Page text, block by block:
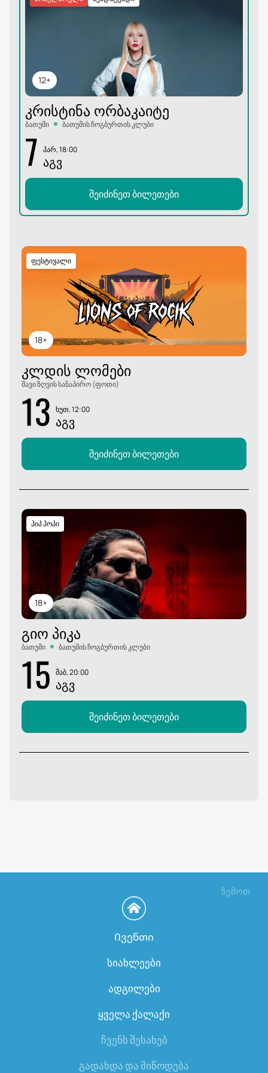
12+
ᲙᲠᲘᲡᲢᲘᲜᲐ ᲝᲠᲑᲐᲙᲐᲘᲢᲔ
ბათუმი ბათუმის ჩოგბურთის კლუბი
7 პარ, 18:00
ᲐᲒᲕ
შეიძინეთ ბილეთები
18+
ფესტივალი
ᲙᲚᲓᲘᲡ ᲚᲝᲛᲔᲑᲘ
შავი ზღვის სანაპირო (ფოთი)
13 ხუთ, 12:00
ᲐᲒᲕ
შეიძინეთ ბილეთები
18+
ჰიპ ჰოპი
ᲒᲘᲝ ᲞᲘᲙᲐ
ბათუმი ბათუმის ჩოგბურთის კლუბი
15 შაბ, 20:00
ᲐᲒᲕ
შეიძინეთ ბილეთები
ზემოთ
Ივენთი
სიახლეები
ადგილები
ყველა ქალაქი
ჩვენს შესახებ
გადახდა და მიწოდება